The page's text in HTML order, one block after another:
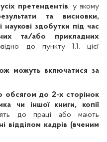
претендентів, у якому
та висновки,
наукові здобутки під час
та/або прикладних
до пункту 1.1. цієї
можуть включатися за
обсягом до 2-х сторінок
чи іншої книги, копії
до праці або мають
відділом кадрів (вченим